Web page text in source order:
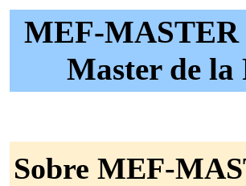
MEF-MASTER
Master de
Sobre MEF-